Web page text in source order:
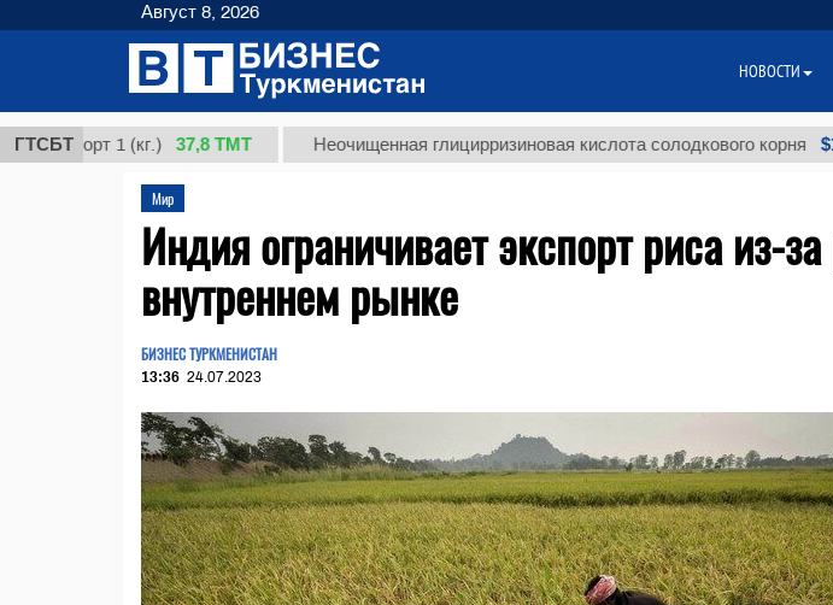
ГТСБТ
сорт 1 (кг.) 37,8 ТМТ Неочищенная глицирризиновая кислота солодкового корня
Мир
Индия ограничивает экспорт риса из-
внутреннем рынке
БИЗНЕС ТУРКМЕНИСТАН
13:36 24.07.2023
Август 8, 2026
НОВОСТИ